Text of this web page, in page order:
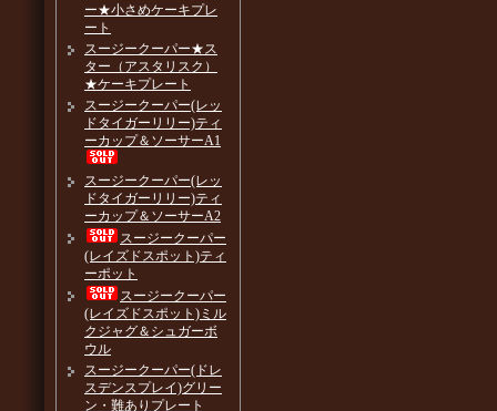
ー★小さめケーキプレ
ート
スージークーパー★ス
ター（アスタリスク）
★ケーキプレート
スージークーパー(レッ
ドタイガーリリー)ティ
ーカップ＆ソーサーA1
スージークーパー(レッ
ドタイガーリリー)ティ
ーカップ＆ソーサーA2
スージークーパー
(レイズドスポット)ティ
ーポット
スージークーパー
(レイズドスポット)ミル
クジャグ＆シュガーボ
ウル
スージークーパー(ドレ
スデンスプレイ)グリー
ン・難ありプレート